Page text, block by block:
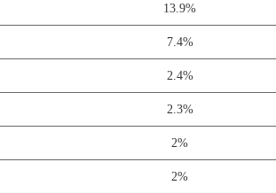
13.9%
7.4%
2.4%
2.3%
2%
2%